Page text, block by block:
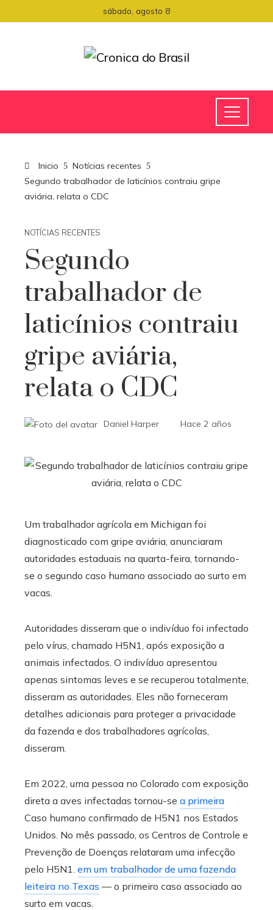
sábado, agosto 8
Inicio
Notícias recentes
Segundo trabalhador de laticínios contraiu gripe
aviária, relata o CDC
NOTÍCIAS RECENTES
Segundo
trabalhador de
laticínios contraiu
gripe aviária,
relata o CDC
Daniel Harper Hace 2 años
Um trabalhador agrícola em Michigan foi
diagnosticado com gripe aviária, anunciaram
autoridades estaduais na quarta-feira, tornando-
se o segundo caso humano associado ao surto em
vacas.
Autoridades disseram que o indivíduo foi infectado
pelo vírus, chamado H5N1, após exposição a
animais infectados. O indivíduo apresentou
apenas sintomas leves e se recuperou totalmente,
disseram as autoridades. Eles não forneceram
detalhes adicionais para proteger a privacidade
da fazenda e dos trabalhadores agrícolas,
disseram.
Em 2022, uma pessoa no Colorado com exposição
direta a aves infectadas tornou-se a primeira
Caso humano confirmado de H5N1 nos Estados
Unidos. No mês passado, os Centros de Controle e
Prevenção de Doenças relataram uma infecção
pelo H5N1. em um trabalhador de uma fazenda
leiteira no Texas — o primeiro caso associado ao
surto em vacas.